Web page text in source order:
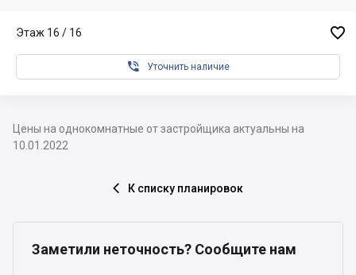
Этаж 16 / 16 
 Уточнить наличие
Цены на однокомнатные от застройщика актуальны на
10.01.2022
 К списку планировок
Заметили неточность? Сообщите нам